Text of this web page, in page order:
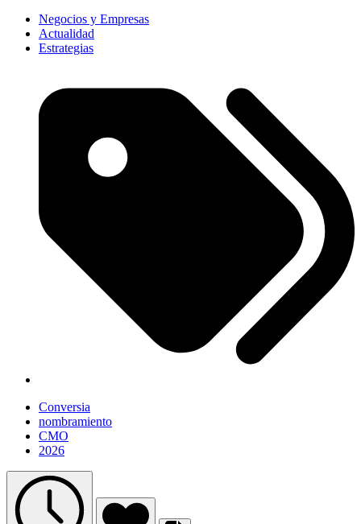
Negocios y Empresas
Actualidad
Estrategias
Conversia
nombramiento
CMO
2026